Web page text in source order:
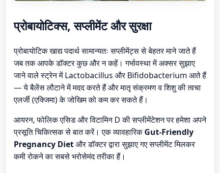
प्रोबायोटिक्स, सप्लीमेंट और सुरक्षा
प्रोबायोटिक खाद्य पदार्थ सामान्यतः सप्लीमेंट्स से बेहतर माने जाते हैं
जब तक आपके डॉक्टर कुछ और न कहें। गर्भावस्था में अक्सर सुझाए
जाने वाले स्ट्रेन में Lactobacillus और Bifidobacterium आते हैं
— ये बैलेंस लौटाने में मदद करते हैं और मातृ संक्रमण व शिशु की त्वचा
एलर्जी (एक्जिमा) के जोखिम को कम कर सकते हैं।
आयरन, फोलिक एसिड और विटामिन D की सप्लीमेंटेशन पर हमेशा अपने
प्रसूति चिकित्सक से बात करें। एक व्यावहारिकGut-Friendly
Pregnancy Dietऔर डॉक्टर द्वारा सुझाए गए सप्लीमेंट मिलकर
कमी रोकने का सबसे भरोसेमंद तरीका हैं।